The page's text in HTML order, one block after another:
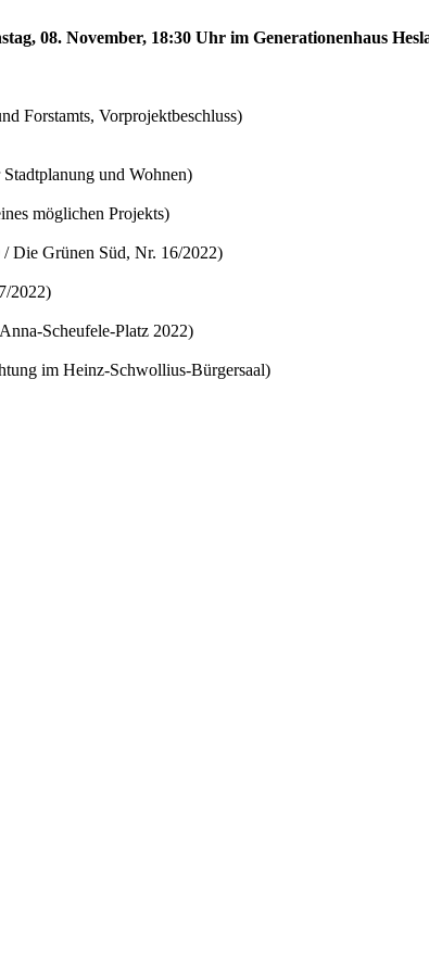
08. November, 18:30 Uhr im Generationenhaus
Forstamts, Vorprojektbeschluss)
und Wohnen)
möglichen Projekts)
Die Grünen Süd, Nr. 16/2022)
2022)
Scheufele-Platz 2022)
im Heinz-Schwollius-Bürgersaal)